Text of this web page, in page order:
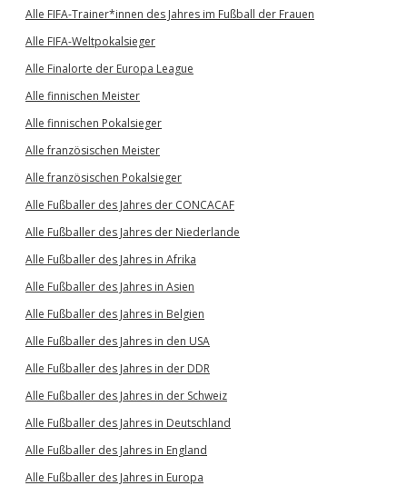
Alle FIFA-Trainer*innen des Jahres im Fußball der Frauen
Alle FIFA-Weltpokalsieger
Alle Finalorte der Europa League
Alle finnischen Meister
Alle finnischen Pokalsieger
Alle französischen Meister
Alle französischen Pokalsieger
Alle Fußballer des Jahres der CONCACAF
Alle Fußballer des Jahres der Niederlande
Alle Fußballer des Jahres in Afrika
Alle Fußballer des Jahres in Asien
Alle Fußballer des Jahres in Belgien
Alle Fußballer des Jahres in den USA
Alle Fußballer des Jahres in der DDR
Alle Fußballer des Jahres in der Schweiz
Alle Fußballer des Jahres in Deutschland
Alle Fußballer des Jahres in England
Alle Fußballer des Jahres in Europa